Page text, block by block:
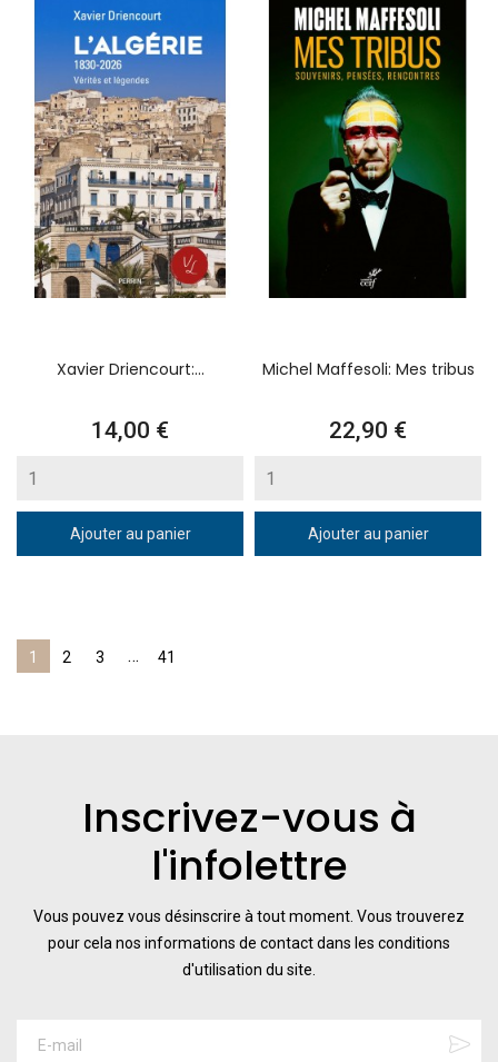
Xavier Driencourt:...
Prix
14,00 €
Ajouter au panier
Michel Maffesoli: Mes tribus
Prix
22,90 €
Ajouter au panier
1 2 3 … 41
Inscrivez-vous à
l'infolettre
Vous pouvez vous désinscrire à tout moment. Vous trouverez
pour cela nos informations de contact dans les conditions
d'utilisation du site.